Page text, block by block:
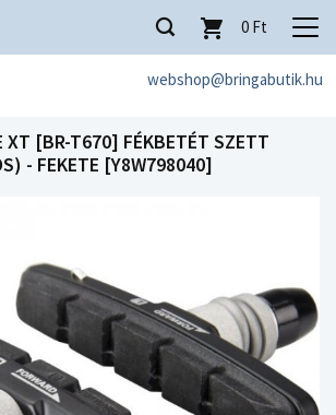
webshop@bringabutik.hu
0 Ft
XT [BR-T670] FÉKBETÉT SZETT
- FEKETE [Y8W798040]